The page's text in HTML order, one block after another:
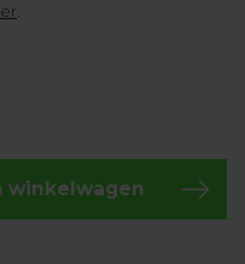
winkelwagen